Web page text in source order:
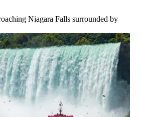
Niagara Falls surrounded by